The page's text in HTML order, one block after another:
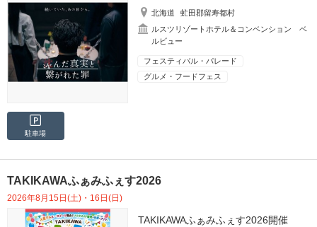
北海道
虻田郡留寿都村
ルスツリゾートホテル＆コンベンション ベ
ルビュー
フェスティバル・パレード
グルメ・フードフェス
駐車場
TAKIKAWAふぁみふぇす2026
2026年8月15日(土)・16日(日)
TAKIKAWAふぁみふぇす2026開催